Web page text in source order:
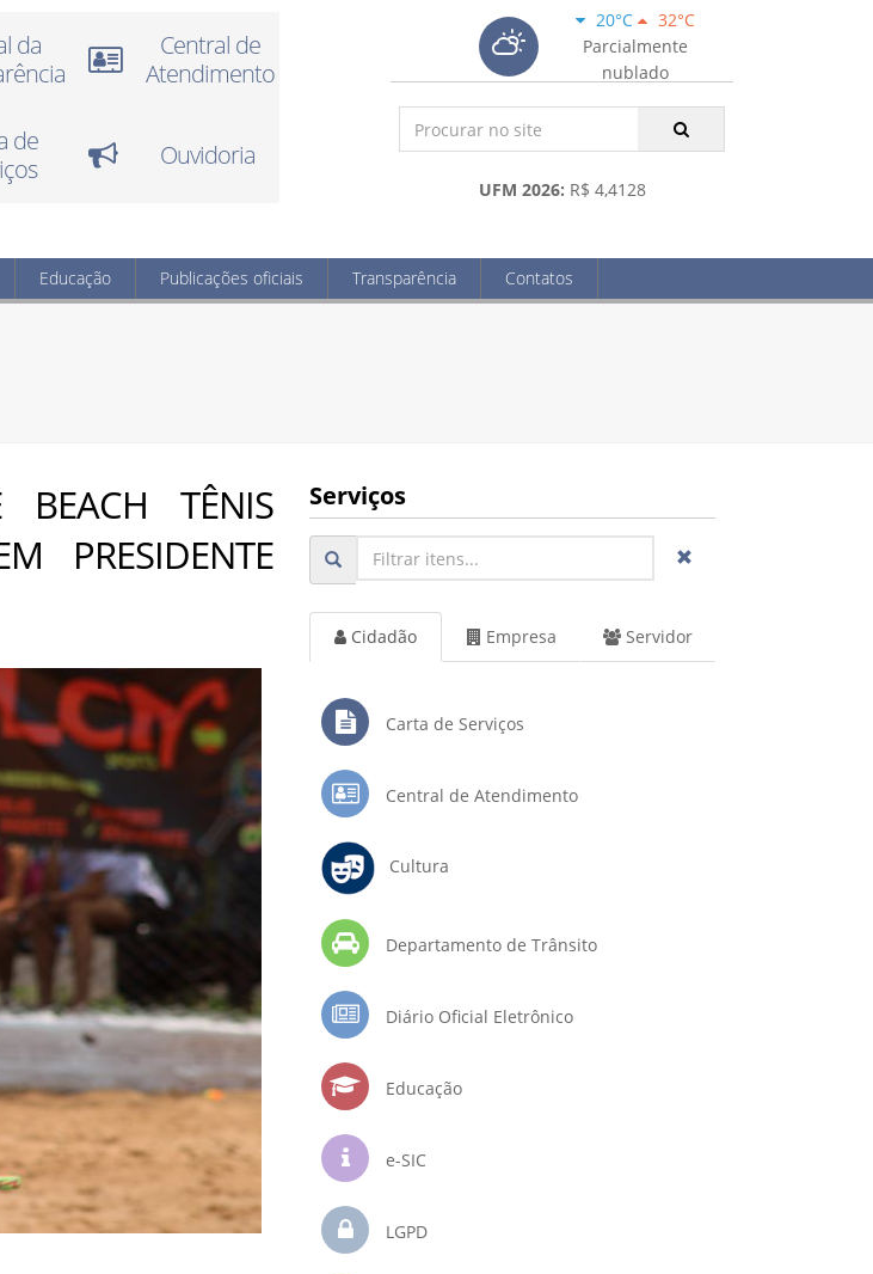
da
Central de
Atendimento
de
Ouvidoria
20°C
32°C
Parcialmente
nublado
UFM 2026: R$ 4,4128
Educação Publicações oficiais Transparência Contatos
BEACH TÊNIS
PRESIDENTE
Serviços
Cidadão Empresa Servidor
Carta de Serviços
Central de Atendimento
Cultura
Departamento de Trânsito
Diário Oficial Eletrônico
Educação
e-SIC
LGPD